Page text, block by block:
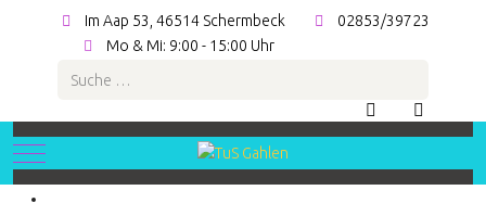
Im Aap 53, 46514 Schermbeck
02853/39723
Mo & Mi: 9:00 - 15:00 Uhr
Suchen
Mobile Menu Toggle